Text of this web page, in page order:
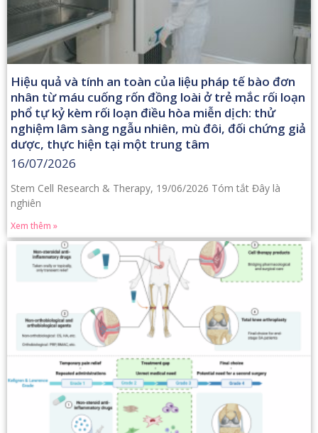
Hiệu quả và tính an toàn của liệu pháp tế bào đơn
nhân từ máu cuống rốn đồng loài ở trẻ mắc rối loạn
phổ tự kỷ kèm rối loạn điều hòa miễn dịch: thử
nghiệm lâm sàng ngẫu nhiên, mù đôi, đối chứng giả
dược, thực hiện tại một trung tâm
16/07/2026
Stem Cell Research & Therapy, 19/06/2026 Tóm tắt Đây là
nghiên
Xem thêm »